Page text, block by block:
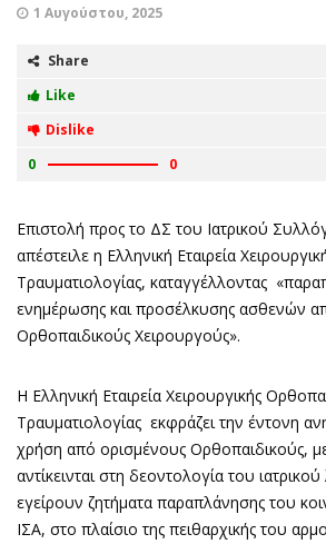
1 Αυγούστου, 2025
Share
Like
Dislike
0
0
Επιστολή προς το ΔΣ του Ιατρικού
απέστειλε η Ελληνική Εταιρεία
Τραυματιολογίας, καταγγέλλοντας
ενημέρωσης και προσέλκυσης ασθενών
Ορθοπαιδικούς Χειρουργούς».
Η Ελληνική Εταιρεία Χειρουργικής
Τραυματιολογίας εκφράζει την έντονη
χρήση από ορισμένους Ορθοπαιδικούς,
αντίκεινται στη δεοντολογία του
εγείρουν ζητήματα παραπλάνησης του
ΙΣΑ, στο πλαίσιο της πειθαρχικής του